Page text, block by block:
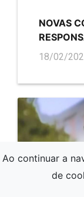
NOVAS
18/02/
Ao continuar a
de